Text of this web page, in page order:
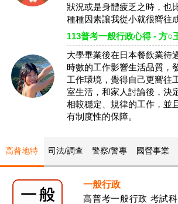
狀況或是身體疲乏之時，也
種種因素讓我從小就很嚮往
113普考一般行政心得 - 方○
大學畢業後在日本餐飲業待
時數的工作影響生活品質，
工作環境，覺得自己更嚮往
室生活，和家人討論後，決
相較穩定、規律的工作，並
有制度性的保障。
高普地特 司法/調查 警察/警專 國營事業
一般行政
高普考一般行政 考試